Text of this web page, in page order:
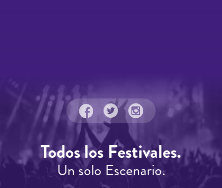
Todos los Festivales.
Un solo Escenario.